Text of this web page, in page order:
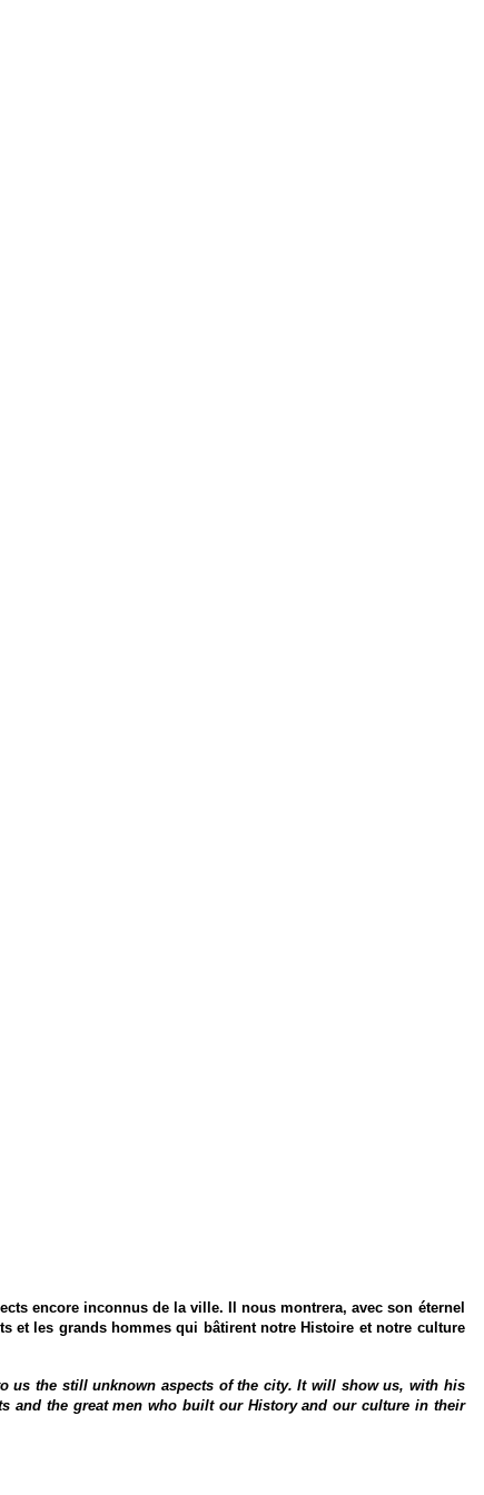
encore inconnus de la ville. Il nous montrera, avec son éternel
et les grands hommes qui bâtirent notre Histoire et notre culture
us the still unknown aspects of the city. It will show us, with his
and the great men who built our History and our culture in their